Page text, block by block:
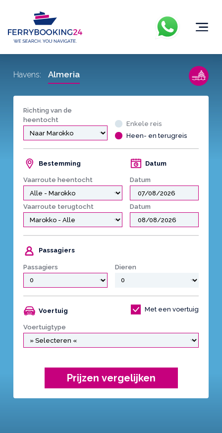
Richting van de
heentocht
Enkele reis
Heen- en terugreis
Bestemming
Vaarroute heentocht
Datum
Datum
Vaarroute terugtocht Datum
Passagiers
Passagiers Dieren
Voertuig Met een voertuig
Voertuigtype
Prijzen vergelijken
Havens: Almeria